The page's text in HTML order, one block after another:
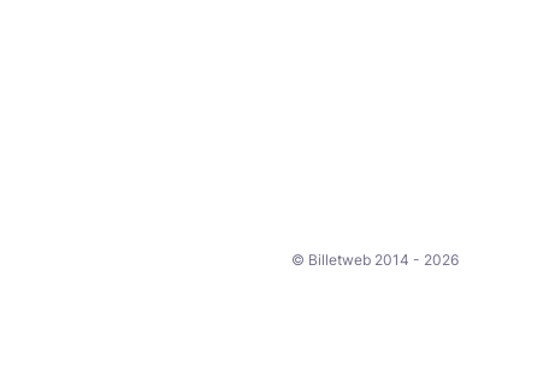
© Billetweb 2014 - 2026